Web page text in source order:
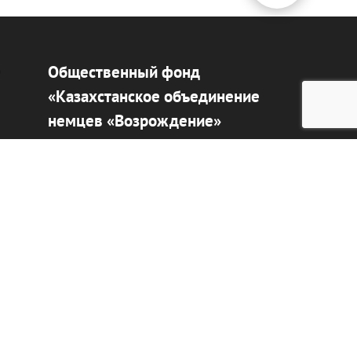
Общественный фонд
«Казахстанское объединение
немцев «Возрождение»